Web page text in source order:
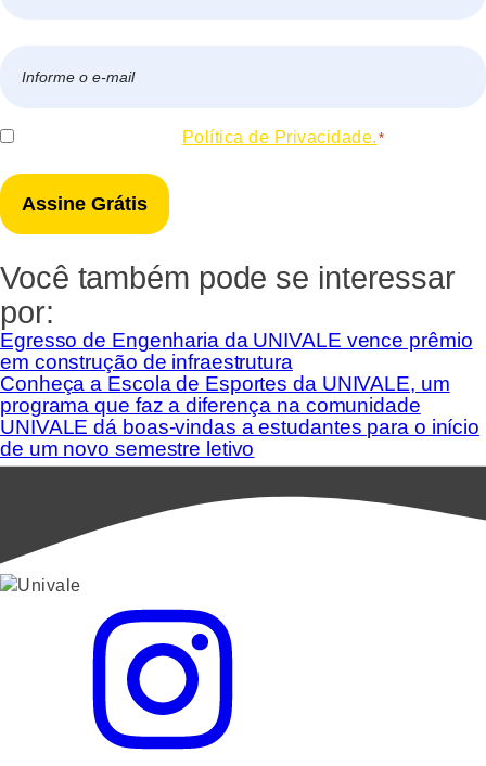
mail
Consentir Política de Privacidade. *
Você também pode se interessar
por:
Egresso de Engenharia da UNIVALE vence prêmio
em construção de infraestrutura
Conheça a Escola de Esportes da UNIVALE, um
programa que faz a diferença na comunidade
UNIVALE dá boas-vindas a estudantes para o início
de um novo semestre letivo